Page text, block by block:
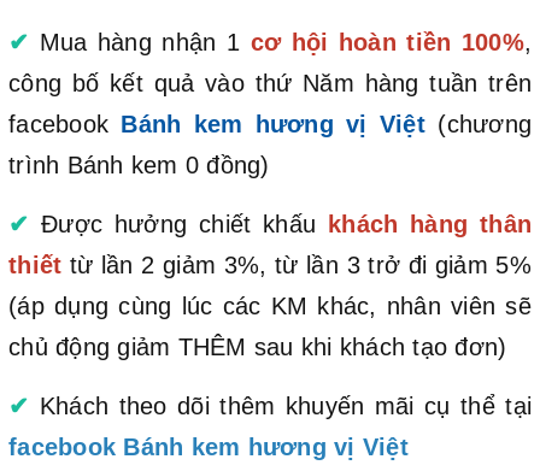
✔ Mua hàng nhận 1 cơ hội hoàn tiền 100%,
công bố kết quả vào thứ Năm hàng tuần trên
facebook Bánh kem hương vị Việt(chương
trình Bánh kem 0 đồng)
✔ Được hưởng chiết khấu khách hàng thân
thiết từ lần 2 giảm 3%, từ lần 3 trở đi giảm 5%
(áp dụng cùng lúc các KM khác, nhân viên sẽ
chủ động giảm THÊM sau khi khách tạo đơn)
✔ Khách theo dõi thêm khuyến mãi cụ thể tại
facebook Bánh kem hương vị Việt